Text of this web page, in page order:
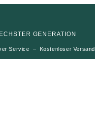
GENERATION
Service – Kostenloser Versand